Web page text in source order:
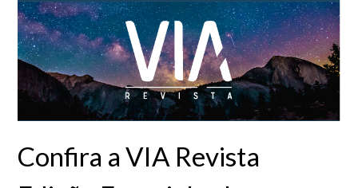
Confira a VIA Revista